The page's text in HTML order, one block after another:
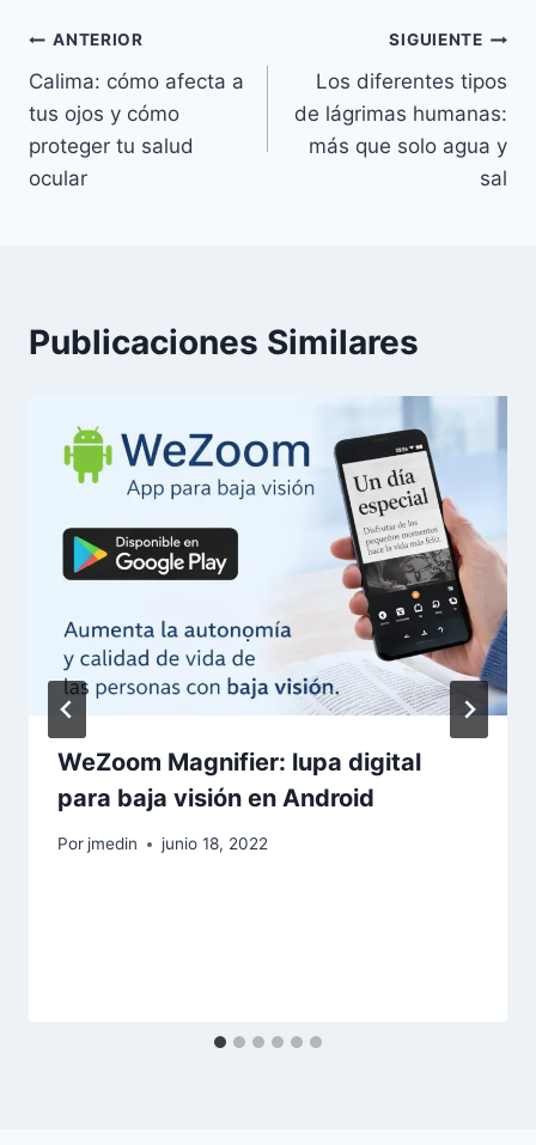
Navegación
de
entradas
ANTERIOR
Calima: cómo afecta a
tus ojos y cómo
proteger tu salud
ocular
SIGUIENTE
Los diferentes tipos
de lágrimas humanas:
más que solo agua y
sal
Publicaciones Similares
WeZoom Magnifier: lupa digital
para baja visión en Android
Por jmedin junio 18, 2022